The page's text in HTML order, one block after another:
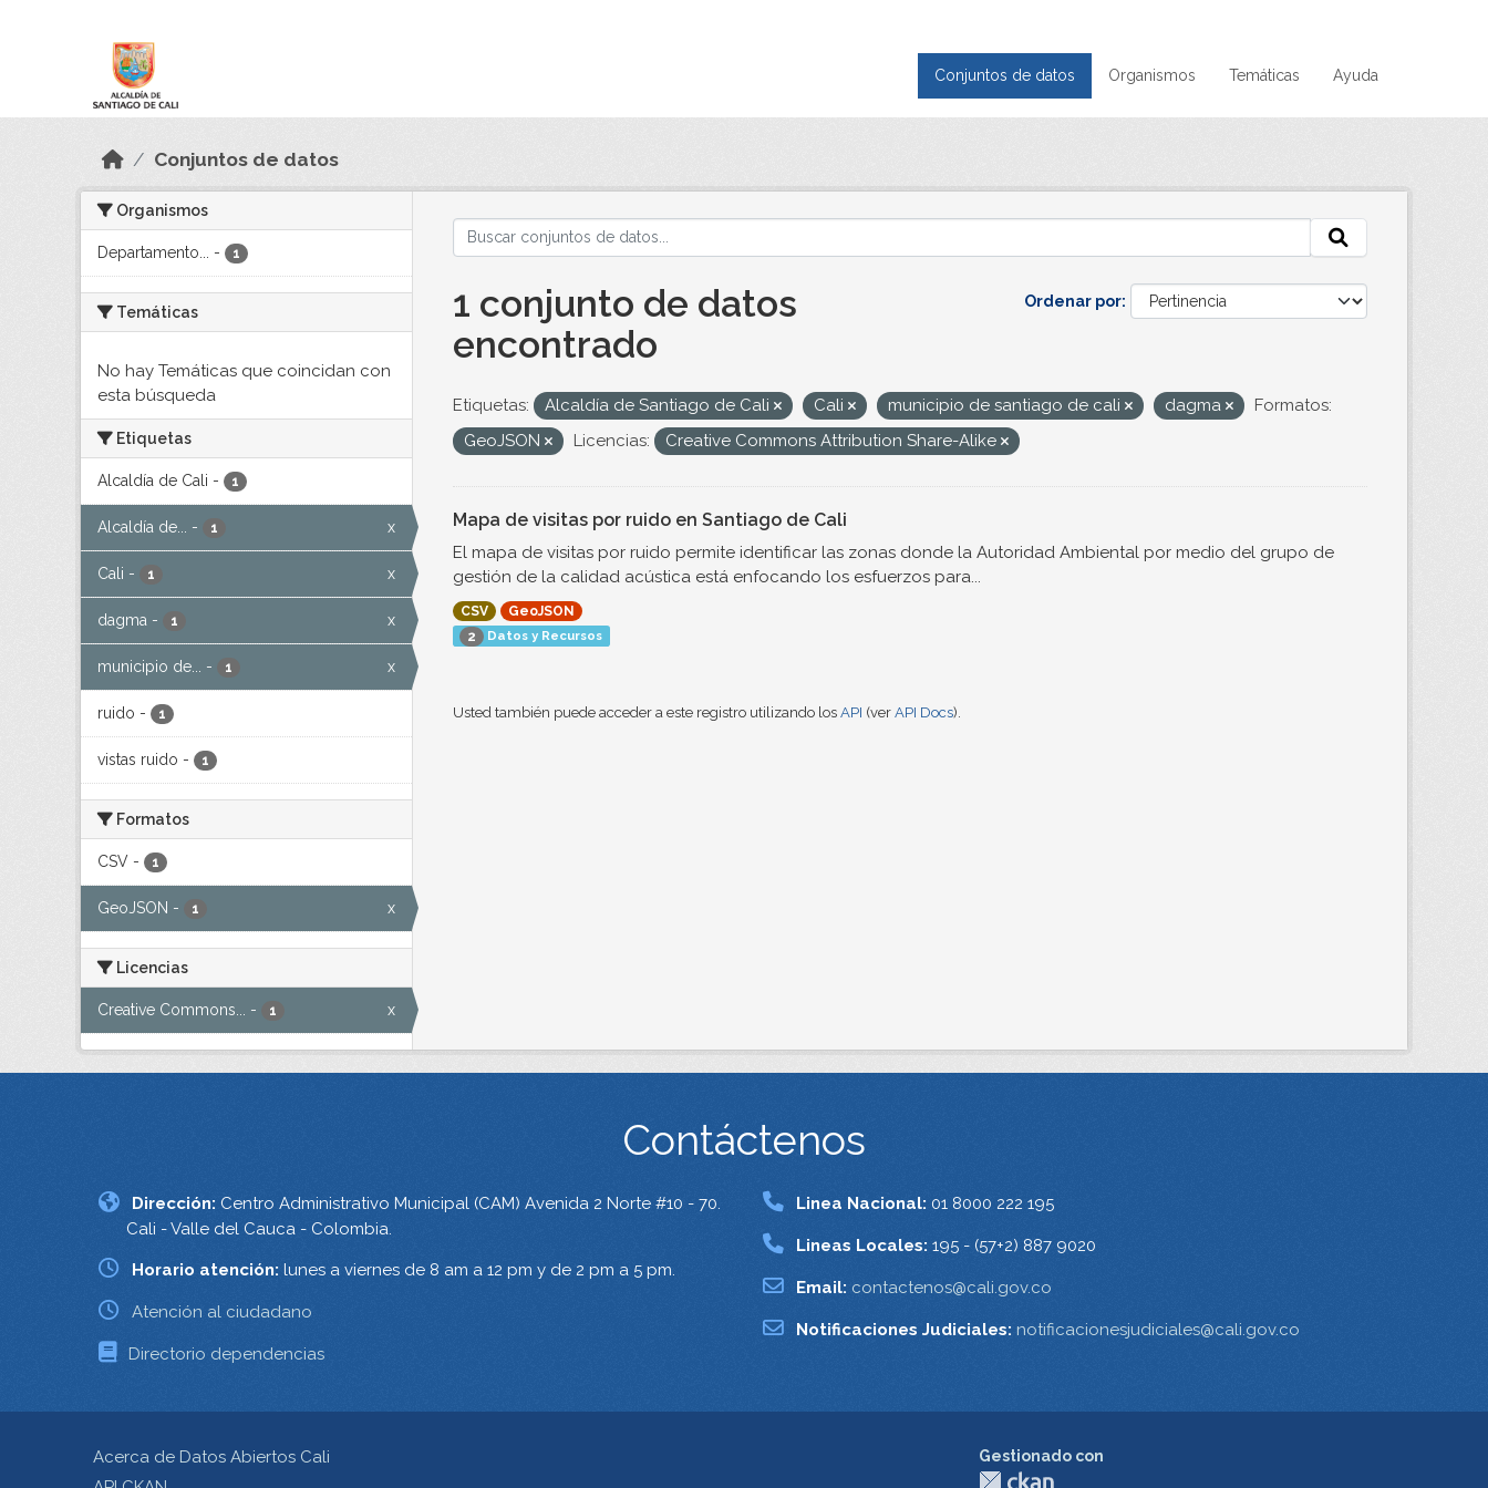
Conjuntos de datos Organismos Temáticas Ayuda
Conjuntos de datos
Organismos
Departamento... - 1
Temáticas
No hay Temáticas que coincidan con
esta búsqueda
Etiquetas
Alcaldía de Cali - 1
Alcaldía de... - 1 x
Cali - 1 x
dagma - 1 x
municipio de... - 1 x
ruido - 1
vistas ruido - 1
Formatos
CSV - 1
GeoJSON - 1 x
Licencias
Creative Commons... - 1 x
Ordenar por
1 conjunto de datos
encontrado
Etiquetas: Alcaldía de Santiago de Cali Cali municipio de santiago de cali dagma
Formatos:
GeoJSON
Licencias: Creative Commons Attribution Share-Alike
Mapa de visitas por ruido en Santiago de Cali
El mapa de visitas por ruido permite identificar las zonas donde la Autoridad Ambiental por medio del grupo de
gestión de la calidad acústica está enfocando los esfuerzos para...
CSV
GeoJSON
2
Datos y Recursos
Usted también puede acceder a este registro utilizando los API (ver API Docs).
Contáctenos
Dirección: Centro Administrativo Municipal (CAM) Avenida 2 Norte #10 - 70.
Cali - Valle del Cauca - Colombia.
Horario atención: lunes a viernes de 8 am a 12 pm y de 2 pm a 5 pm.
Atención al ciudadano
Directorio dependencias
Linea Nacional: 01 8000 222 195
Lineas Locales: 195 - (57+2) 887 9020
Email: contactenos@cali.gov.co
Notificaciones Judiciales: notificacionesjudiciales@cali.gov.co
Acerca de Datos Abiertos Cali
Gestionado con